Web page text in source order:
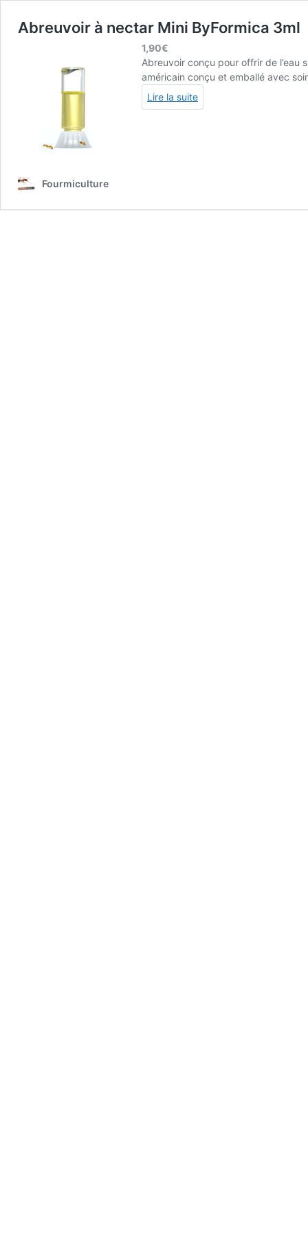
Abreuvoir à nectar Mini ByFormica 3ml
1,90€
Abreuvoir conçu pour offrir de l’eau
américain conçu et emballé avec
Lire la suite
Fourmiculture